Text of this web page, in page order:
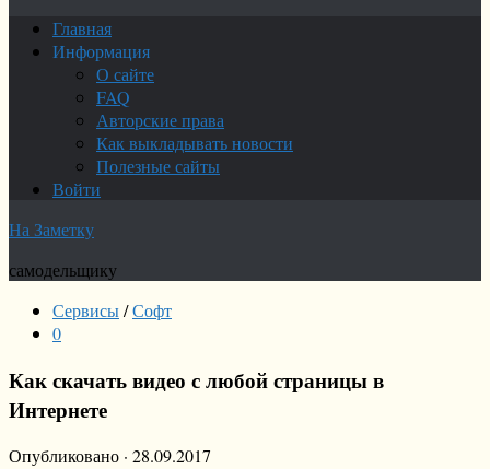
Главная
Информация
О сайте
FAQ
Авторские права
Как выкладывать новости
Полезные сайты
Войти
На Заметку
самодельщику
Сервисы/Софт
0
Как скачать видео с любой страницы в
Интернете
Опубликовано · 28.09.2017